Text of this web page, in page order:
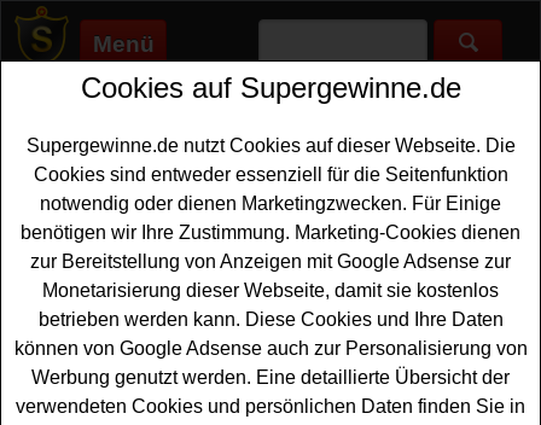
Menü
Supergewinne.de>Gewinnspiele>Technik Gewinnspiele>
Anzeige:
BikeX Gewinnspiel - bei Leserwahl
E-Bike gewinnen
AlleFahrradEnthusiasten unter den Gewinnern sollten
bei diesem kostenlosen BikeX Gewinnspiel mitmachen.
BikeX verlost bei der großen Leserwahl 2026 gleich
viermal ein tolles Fahrrad bzw.E-Bike. Zu gewinnen gibt
Cookies auf Supergewinne.de
Supergewinne.de nutzt Cookies auf dieser Webseite. Die
Cookies sind entweder essenziell für die Seitenfunktion
notwendig oder dienen Marketingzwecken. Für Einige
benötigen wir Ihre Zustimmung. Marketing-Cookies dienen
zur Bereitstellung von Anzeigen mit Google Adsense zur
Monetarisierung dieser Webseite, damit sie kostenlos
betrieben werden kann. Diese Cookies und Ihre Daten
können von Google Adsense auch zur Personalisierung von
Werbung genutzt werden. Eine detaillierte Übersicht der
verwendeten Cookies und persönlichen Daten finden Sie in